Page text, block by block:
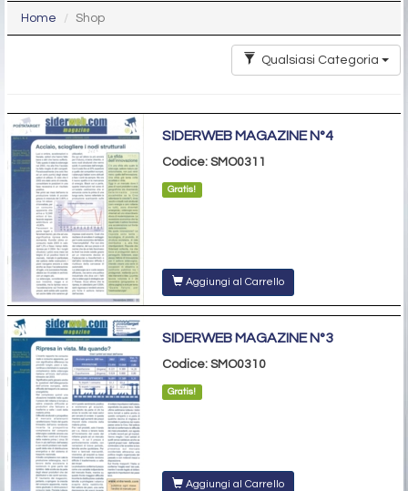
Home Shop
Qualsiasi Categoria
SIDERWEB MAGAZINE N°4
Codice: SMO0311
Gratis!
Aggiungi al Carrello
SIDERWEB MAGAZINE N°3
Codice: SMO0310
Gratis!
Aggiungi al Carrello